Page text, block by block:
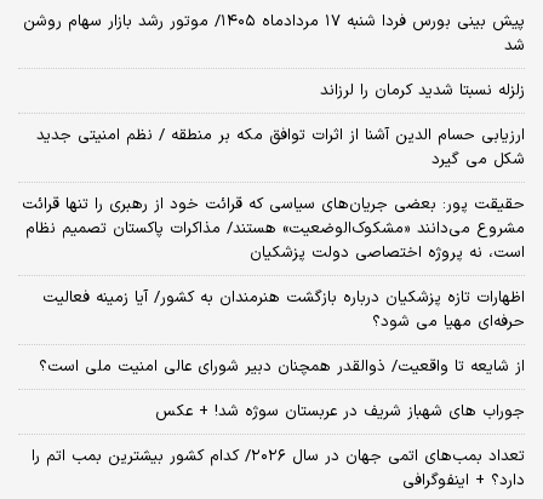
پیش بینی بورس فردا شنبه ۱۷ مردادماه ۱۴۰۵/ موتور رشد بازار سهام روشن
شد
زلزله نسبتا شدید کرمان را لرزاند
ارزیابی حسام الدین آشنا از اثرات توافق مکه بر منطقه / نظم امنیتی جدید
شکل می گیرد
حقیقت پور: بعضی جریان‌های سیاسی که قرائت خود از رهبری را تنها قرائت
مشروع می‌دانند «مشکوک‌الوضعیت» هستند/ مذاکرات پاکستان تصمیم نظام
است، نه پروژه اختصاصی دولت پزشکیان
اظهارات تازه پزشکیان درباره بازگشت هنرمندان به کشور/ آیا زمینه فعالیت
حرفه‌ای مهیا می شود؟
از شایعه تا واقعیت/ ذوالقدر همچنان دبیر شورای ‌عالی امنیت ملی است؟
جوراب های شهباز شریف در عربستان سوژه شد! + عکس
تعداد بمب‌های اتمی جهان در سال ۲۰۲۶/ کدام کشور بیشترین بمب اتم را
دارد؟ + اینفوگرافی